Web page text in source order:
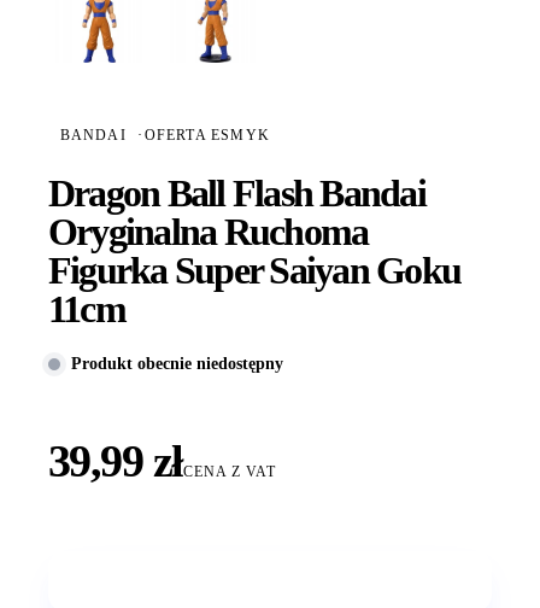
BANDAI · OFERTA ESMYK
Dragon Ball Flash Bandai
Oryginalna Ruchoma
Figurka Super Saiyan Goku
11cm
Produkt obecnie niedostępny
39,99 złCENA Z VAT